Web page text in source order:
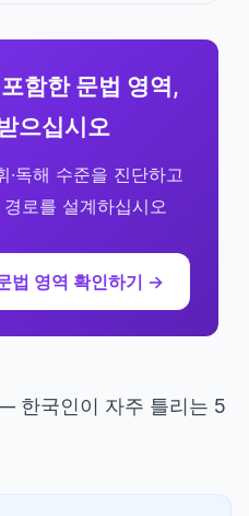
함한 문법 영역,
으십시오
·독해 수준을 진단하고
로를 설계하십시오
법 영역 확인하기 →
한국인이 자주 틀리는 5